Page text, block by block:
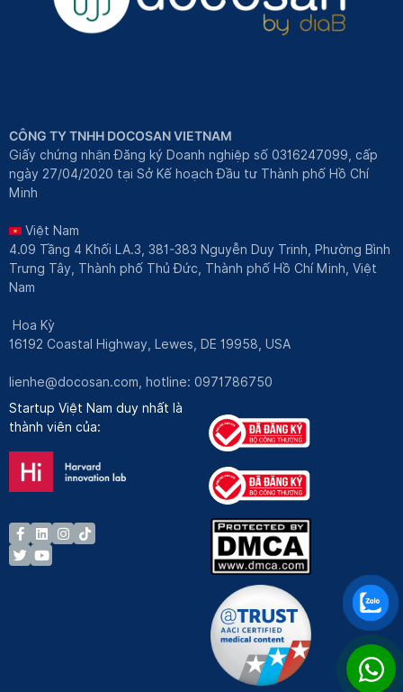
CÔNG TY TNHH DOCOSAN VIETNAM
Giấy chứng nhận Đăng ký Doanh nghiệp số 0316247099, cấp
ngày 27/04/2020 tại Sở Kế hoạch Đầu tư Thành phố Hồ Chí
Minh
Việt Nam
4.09 Tầng 4 Khối LA.3, 381-383 Nguyễn Duy Trinh, Phường Bình
Trưng Tây, Thành phố Thủ Đức, Thành phố Hồ Chí Minh, Việt
Nam
Hoa Kỳ
16192 Coastal Highway, Lewes, DE 19958, USA
lienhe@docosan.com , hotline: 0971786750
Startup Việt Nam duy nhất là
thành viên của: